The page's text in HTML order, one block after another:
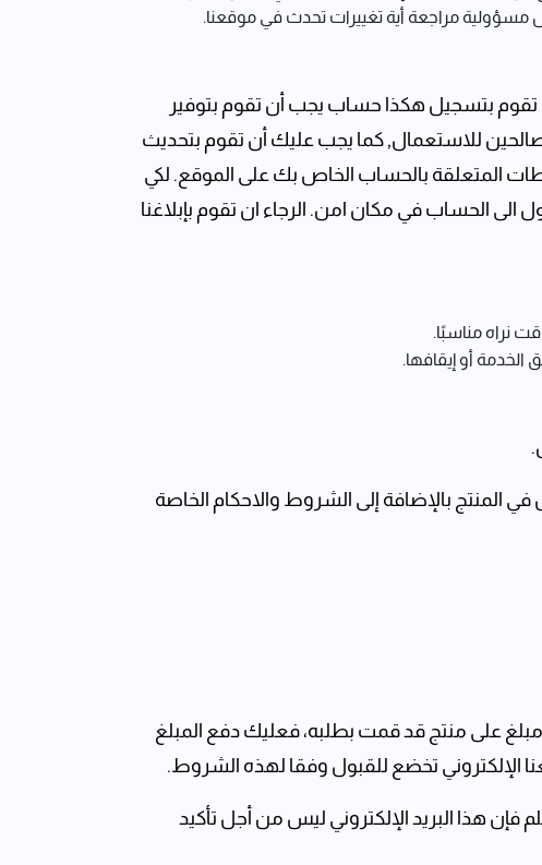
مسؤولية مراجعة أية تغييرات تحدث في موقعنا.
بتسجيل هكذا حساب يجب أن تقوم بتوفير
للاستعمال, كما يجب عليك أن تقوم بتحديث
المتعلقة بالحساب الخاص بك على الموقع. لكي
الحساب في مكان امن. الرجاء ان تقوم بإبلاغنا
نراه مناسبًا.
الخدمة أو إيقافها.
في المنتج بالإضافة إلى الشروط والاحكام الخاصة
على منتج قد قمت بطلبه، فعليك دفع المبلغ
الإلكتروني تخضع للقبول وفقا لهذه الشروط.
فإن هذا البريد الإلكتروني ‏ليس من أجل تأكيد